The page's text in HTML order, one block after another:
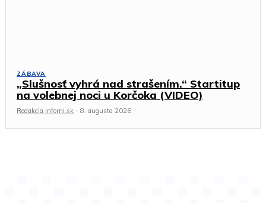
ZÁBAVA
„Slušnosť vyhrá nad strašením.“ Startitup
na volebnej noci u Korčoka (VIDEO)
Redakcia Infomi.sk - 8. augusta 2026